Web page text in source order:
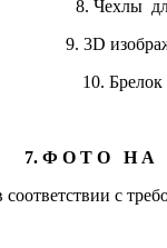
Чехлы для
10. Брелок с
7. Ф О Т О Н А
с